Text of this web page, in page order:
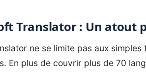
Translator : Un atout
ne se limite pas aux
En plus de couvrir plus de 70